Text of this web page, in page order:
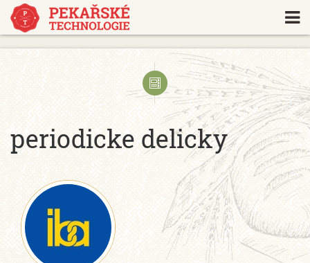
https://www.traditionrolex.com/18
periodicke delicky